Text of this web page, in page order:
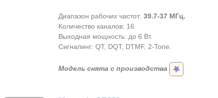
Диапазон рабочих частот: 39.7-37 МГц.
Количество каналов: 16.
Выходная мощность: до 6 Вт.
Сигналинг: QT, DQT, DTMF, 2-Tone.
Модель снята с производства